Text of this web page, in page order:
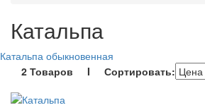
Катальпа
Катальпа обыкновенная
2 Товаров I Сортировать: